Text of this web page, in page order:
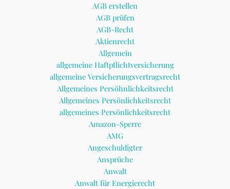
AGB erstellen
AGB prüfen
AGB-Recht
Aktienrecht
Allgemein
allgemeine Haftpflichtversicherung
allgemeine Versicherungsvertragsrecht
Allgemeines Persöhnlichkeitsrecht
Allgemeines Persönlichkeitsrecht
allgemeines Persönlichkeitsrecht
Amazon-Sperre
AMG
Angeschuldigter
Ansprüche
Anwalt
Anwalt für Energierecht